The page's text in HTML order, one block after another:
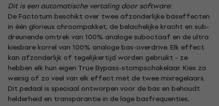
Dit is een automatische vertaling door software:
De Factotum beschikt over twee afzonderlijke baseffecten
in één glorieus chroompakket; de belachelijke kracht en sub-
dreunende omtrek van 100% analoge suboctaaf en de ultra
kiesbare korrel van 100% analoge bas-overdrive. Elk effect
kan afzonderlijk of tegelijkertijd worden gebruikt - ze
hebben elk hun eigen True Bypass-stompschakelaar. Kies zo
weinig of zo veel van elk effect met de twee mixregelaars.
Dit pedaal is speciaal ontworpen voor de bas en behoudt
helderheid en transparantie in de lage basfrequenties,